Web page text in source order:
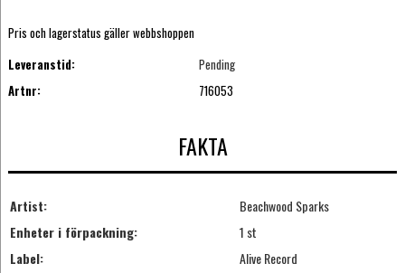
Pris och lagerstatus gäller webbshoppen
Leveranstid:
Pending
Artnr:
716053
FAKTA
Artist:
Beachwood Sparks
Enheter i förpackning:
1 st
Label:
Alive Record